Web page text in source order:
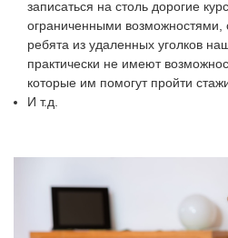
записаться на столь дорогие
ограниченными
ребята из удаленных уголков
практически не имеют
которые им помогут пройти
И т.д.